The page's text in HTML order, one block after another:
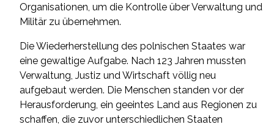
Organisationen, um die Kontrolle über Verwaltung und
Militär zu übernehmen.
Die Wiederherstellung des polnischen Staates war
eine gewaltige Aufgabe. Nach 123 Jahren mussten
Verwaltung, Justiz und Wirtschaft völlig neu
aufgebaut werden. Die Menschen standen vor der
Herausforderung, ein geeintes Land aus Regionen zu
schaffen, die zuvor unterschiedlichen Staaten